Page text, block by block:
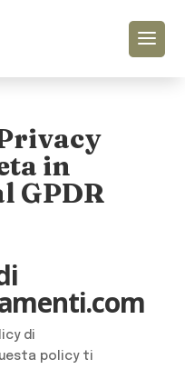
in
GPDR
di
policy ti